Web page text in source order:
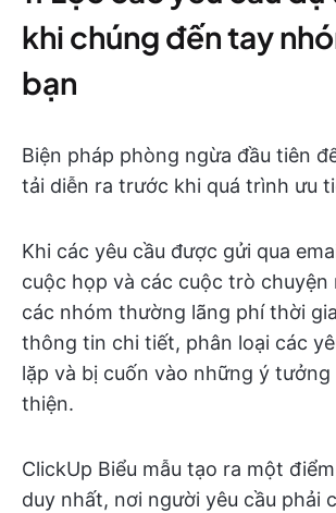
khi chúng đến tay
bạn
Biện pháp phòng ngừa đầu tiên
tải diễn ra trước khi quá trình ưu
Khi các yêu cầu được gửi qua
cuộc họp và các cuộc trò chuyện
các nhóm thường lãng phí thời
thông tin chi tiết, phân loại các
lặp và bị cuốn vào những ý tưởng
thiện.
ClickUp Biểu mẫu tạo ra một
duy nhất, nơi người yêu cầu phải